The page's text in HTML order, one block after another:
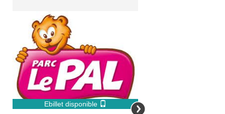
Ebillet disponible